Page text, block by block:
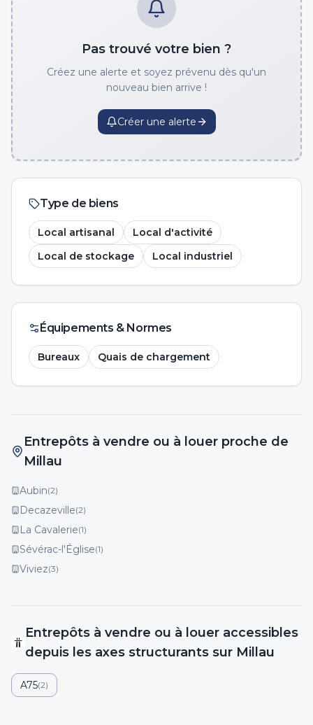
Pas trouvé votre bien ?
Créez une alerte et soyez prévenu dès qu'un
nouveau bien arrive !
Créer une alerte
Type de biens
Local artisanal
Local d'activité
Local de stockage
Local industriel
Équipements & Normes
Bureaux Quais de chargement
Entrepôts à vendre ou à louer proche de
Millau
Aubin(2)
Decazeville(2)
La Cavalerie(1)
Sévérac-l'Église(1)
Viviez(3)
Entrepôts à vendre ou à louer accessibles
depuis les axes structurants sur Millau
A75(2)